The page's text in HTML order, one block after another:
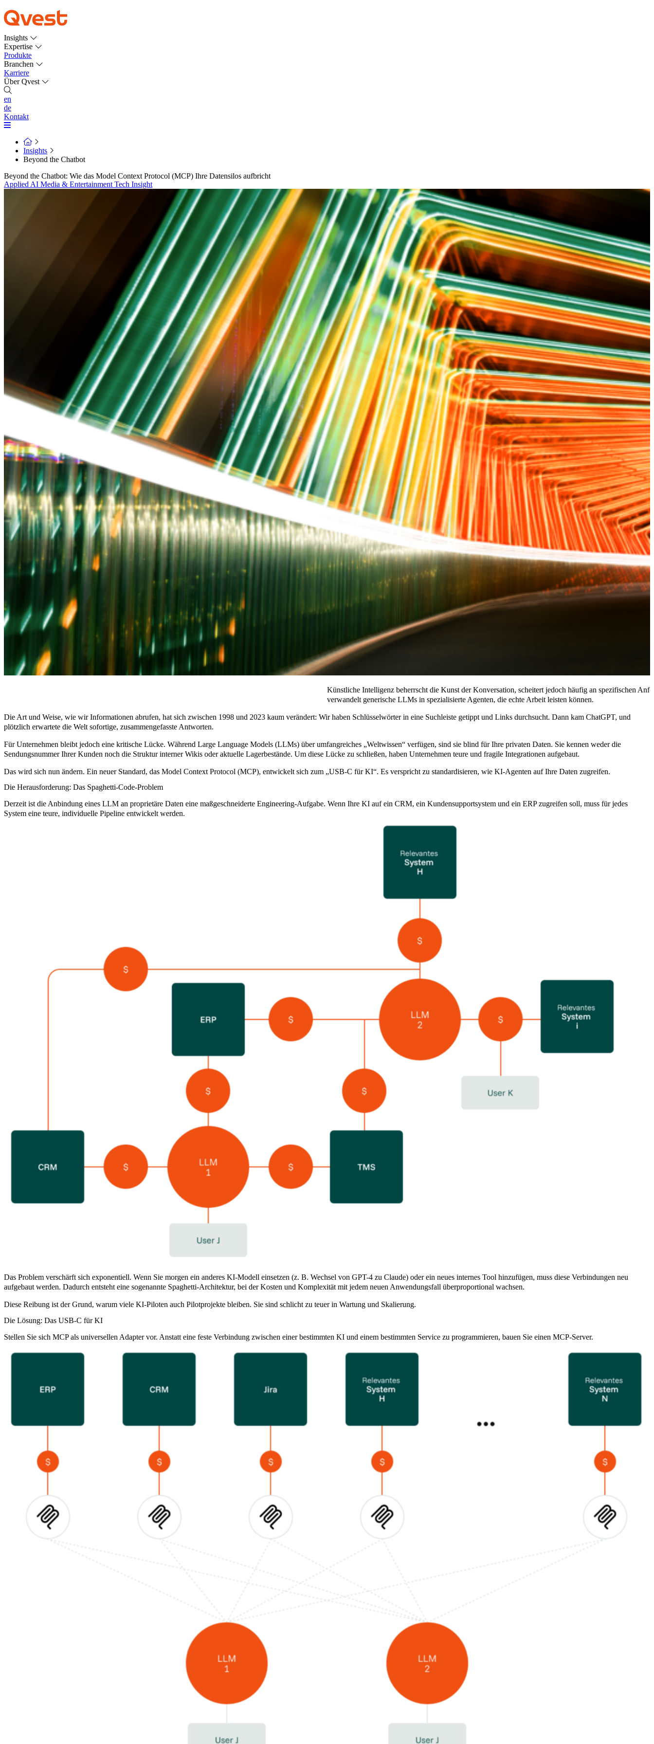
Insights
Expertise
Produkte
Branchen
Karriere
Über Qvest
en
de
Kontakt
Insights
Beyond the Chatbot
Beyond the Chatbot: Wie das Model Context Protocol (MCP) Ihre Datensilos aufbricht
Applied AI Media & Entertainment Tech Insight
Künstliche Intelligenz beherrscht die Kunst der Konversation, scheitert jedoch häufig an spezifischen
verwandelt generische LLMs in spezialisierte Agenten, die echte Arbeit leisten können.
Die Art und Weise, wie wir Informationen abrufen, hat sich zwischen 1998 und 2023 kaum verändert: Wir haben Schlüsselwörter in eine Suchleiste getippt und Links durchsucht. Dann kam ChatGPT, und
plötzlich erwartete die Welt sofortige, zusammengefasste Antworten.
Für Unternehmen bleibt jedoch eine kritische Lücke. Während Large Language Models (LLMs) über umfangreiches „Weltwissen“ verfügen, sind sie blind für Ihre privaten Daten. Sie kennen weder die
Sendungsnummer Ihrer Kunden noch die Struktur interner Wikis oder aktuelle Lagerbestände. Um diese Lücke zu schließen, haben Unternehmen teure und fragile Integrationen aufgebaut.
Das wird sich nun ändern. Ein neuer Standard, das Model Context Protocol (MCP), entwickelt sich zum „USB-C für KI“. Es verspricht zu standardisieren, wie KI-Agenten auf Ihre Daten zugreifen.
Die Herausforderung: Das Spaghetti-Code-Problem
Derzeit ist die Anbindung eines LLM an proprietäre Daten eine maßgeschneiderte Engineering-Aufgabe. Wenn Ihre KI auf ein CRM, ein Kundensupportsystem und ein ERP zugreifen soll, muss für jedes
System eine teure, individuelle Pipeline entwickelt werden.
Das Problem verschärft sich exponentiell. Wenn Sie morgen ein anderes KI-Modell einsetzen (z. B. Wechsel von GPT-4 zu Claude) oder ein neues internes Tool hinzufügen, muss diese Verbindungen neu
aufgebaut werden. Dadurch entsteht eine sogenannte Spaghetti-Architektur, bei der Kosten und Komplexität mit jedem neuen Anwendungsfall überproportional wachsen.
Diese Reibung ist der Grund, warum viele KI-Piloten auch Pilotprojekte bleiben. Sie sind schlicht zu teuer in Wartung und Skalierung.
Die Lösung: Das USB-C für KI
Stellen Sie sich MCP als universellen Adapter vor. Anstatt eine feste Verbindung zwischen einer bestimmten KI und einem bestimmten Service zu programmieren, bauen Sie einen MCP-Server.